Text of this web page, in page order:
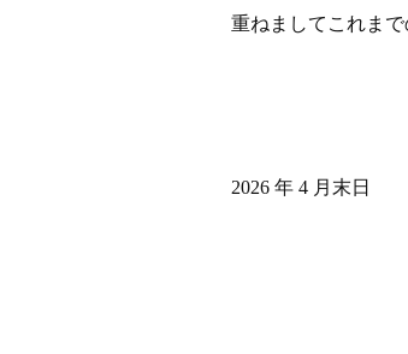
重ねましてこれま
2026 年 4 月末日